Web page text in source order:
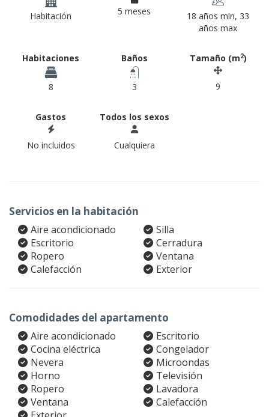
Habitación 5 meses
18 años min, 33
años max
Habitaciones
8
Baños
3
Tamaño (m2)
9
Gastos
No incluidos
Todos los sexos
Cualquiera
Servicios en la habitación
Aire acondicionado
Silla
Escritorio
Cerradura
Ropero
Ventana
Calefacción
Exterior
Comodidades del apartamento
Aire acondicionado
Escritorio
Cocina eléctrica
Congelador
Nevera
Microondas
Horno
Televisión
Ropero
Lavadora
Ventana
Calefacción